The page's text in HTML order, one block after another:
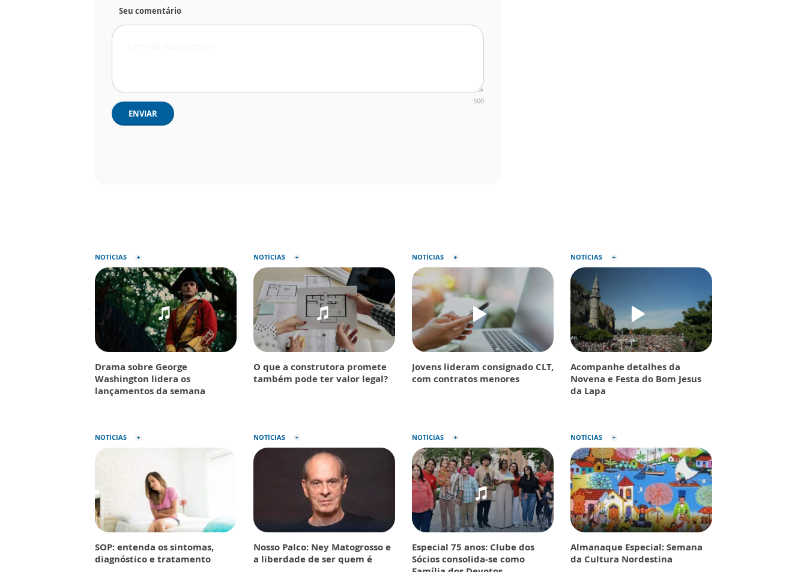
Seu comentário
500
ENVIAR
NOTÍCIAS
Drama sobre George
Washington lidera os
lançamentos da semana
NOTÍCIAS
O que a construtora promete
também pode ter valor legal?
NOTÍCIAS
Jovens lideram consignado CLT,
com contratos menores
NOTÍCIAS
Acompanhe detalhes da
Novena e Festa do Bom Jesus
da Lapa
NOTÍCIAS
SOP: entenda os sintomas,
diagnóstico e tratamento
NOTÍCIAS
Nosso Palco: Ney Matogrosso e
a liberdade de ser quem é
NOTÍCIAS
Especial 75 anos: Clube dos
Sócios consolida-se como
NOTÍCIAS
Almanaque Especial: Semana
da Cultura Nordestina